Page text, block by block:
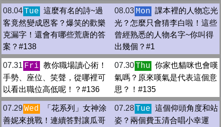
08.04Tue 這麼有名的詩~過
客竟然變成恩客？爆笑的歡樂
克漏字！還會有哪些荒唐的答
案？#138
08.03 Mon 課本裡的人物忘光
光？怎麼只會猜李白啦！這些
曾經熟悉的人物名字~你叫得
出幾個？#1
07.31 Fri 教你職場讀心術！
手勢、座位、笑聲，從哪裡可
以看出職位高低呢！？#136
07.30Thu 你家也貓咪也會嘆
氣嗎？原來嘆氣是代表這個意
思？！#135
07.29Wed
「花系列」女神涂
善妮來挑戰！連續答對讓瓜哥
07.28Tue 這個仰頭角度和站
姿？兩個費玉清合唱小幸運